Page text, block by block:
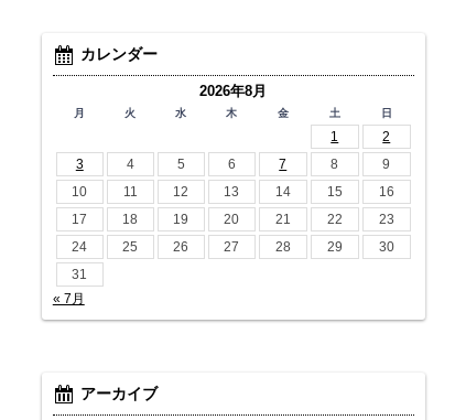
カレンダー
2026年8月
月 火 水 木 金 土 日
1
2
3
4 5 6 7 8
9
10
11 12 13 14 15
16
17
18 19 20 21 22
23
24
25 26 27 28 29
30
31
« 7月
アーカイブ